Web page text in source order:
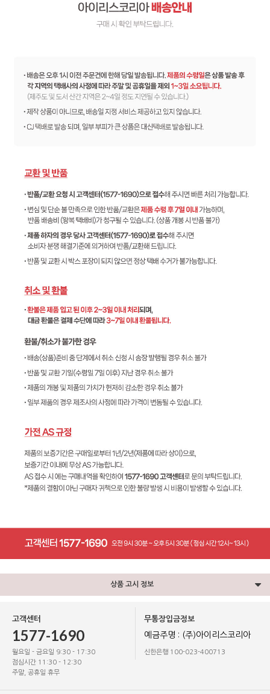
상품 고시 정보
고객센터
1577-1690
월요일 - 금요일 9:30 - 17:30
점심시간 11:30 - 12:30
주말, 공휴일 휴무
무통장입금정보
예금주명 : (주)아이리스코리아
신한은행 100-023-400713